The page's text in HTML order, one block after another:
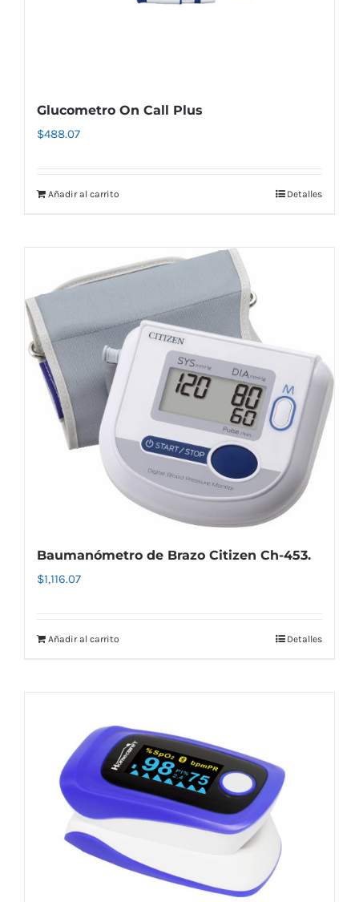
Glucometro On Call Plus
$488.07
Añadir al carrito Detalles
Baumanómetro de Brazo Citizen Ch-453.
$1,116.07
Añadir al carrito Detalles